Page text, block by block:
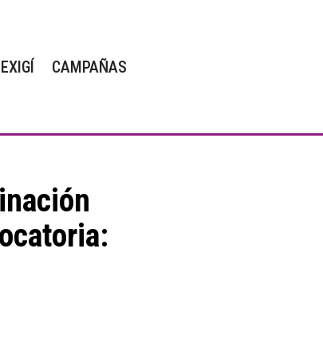
EXIGÍ CAMPAÑAS